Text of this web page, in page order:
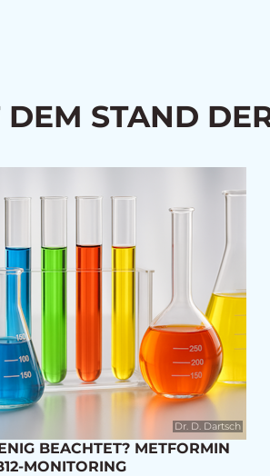
STAND
Dr. D. Dartsch
BEACHTET? METFORMIN
MONITORING